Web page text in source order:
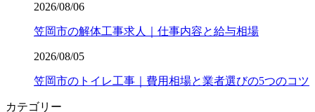
2026/08/06
笠岡市の解体工事求人｜仕事内容と給与相場
2026/08/05
笠岡市のトイレ工事｜費用相場と業者選びの5つのコツ
カテゴリー